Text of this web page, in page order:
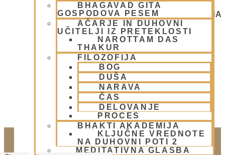
BHAGAVAD GITA
GOSPODOVA PESEM
AČARJE IN DUHOVNI
UČITELJI IZ PRETEKLOSTI
NAROTTAM DAS
THAKUR
FILOZOFIJA
BOG
DUŠA
NARAVA
ČAS
DELOVANJE
PROCES
BHAKTI AKADEMIJA
KLJUČNE VREDNOTE
NA DUHOVNI POTI 2
MEDITATIVNA GLASBA
NEDELJSKO SREČANJE - CENTER HARE KRIŠNA
LJUBLJANA
OGNJENO ŽRTVOVANJE - NARASIMHA JAGJA -
VSAKO SOBOTO